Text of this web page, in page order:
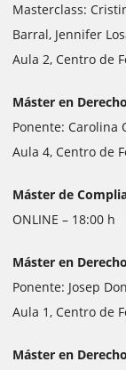
Masterclass:
Barral, Jennifer
Aula 2, Centro de
Máster en
Ponente: Carolina
Aula 4, Centro de
Máster de
ONLINE – 18:00 h
Máster en
Ponente: Josep
Aula 1, Centro de
Máster en